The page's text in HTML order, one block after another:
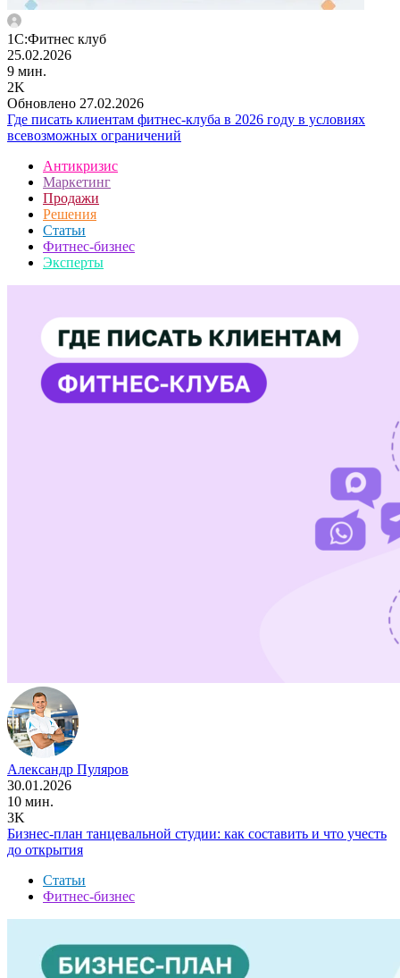
1С:Фитнес клуб
25.02.2026
9 мин.
2K
Обновлено 27.02.2026
Где писать клиентам фитнес-клуба в 2026 году в условиях
всевозможных ограничений
Антикризис
Маркетинг
Продажи
Решения
Статьи
Фитнес-бизнес
Эксперты
Александр Пуляров
30.01.2026
10 мин.
3K
Бизнес-план танцевальной студии: как составить и что учесть
до открытия
Статьи
Фитнес-бизнес